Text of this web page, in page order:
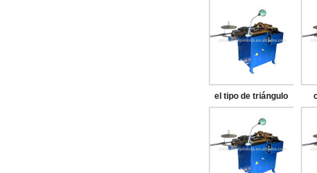
el tipo de triángulo
clip de la máquina